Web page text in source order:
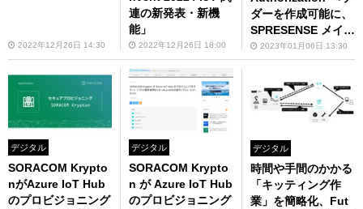
2022年12月26日 14:30
連の新発表・新機
能」
2022年12月26日 18:00
ダーを作成可能に、
SPRESENSE メイン
ボード + LTE 拡張
ボードスターターキ
uyaのほぼ週刊ソラ
コム 12/17-12/30
2023年01月06日 13:30
デジタル
SORACOM Krypto
nがAzure IoT Hub
のプロビジョニング
デジタル
SORACOM Krypto
n が Azure IoT Hub
のプロビジョニング
デジタル
時間や手間のかかる
「キッティング作
業」を簡略化、Fut